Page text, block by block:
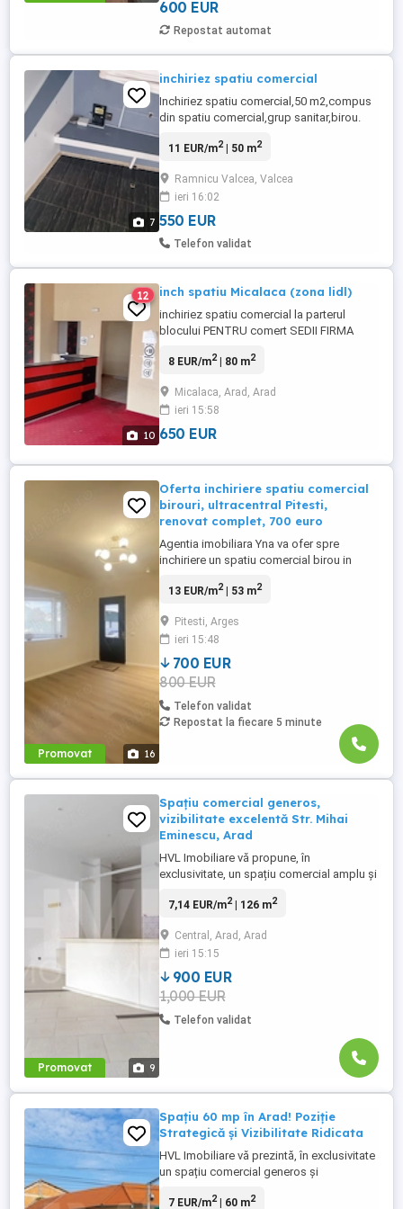
600 EUR
Repostat automat
7
inchiriez spatiu comercial
Inchiriez spatiu comercial,50 m2,compus
din spatiu comercial,grup sanitar,birou.
11 EUR/m2| 50 m2
Ramnicu Valcea, Valcea
ieri 16:02
550 EUR
Telefon validat
10
12 inch spatiu Micalaca (zona lidl)
inchiriez spatiu comercial la parterul
blocului PENTRU comert SEDII FIRMA
mp baie incalzire centrala proprie gaz aer
grup social si loc de depozitare pret 640
euro
8 EUR/m2| 80 m2
Micalaca, Arad, Arad
ieri 15:58
650 EUR
Promovat 16
Oferta inchiriere spatiu comercial
birouri, ultracentral Pitesti,
renovat complet, 700 euro
Agentia imobiliara Yna va ofer spre
inchiriere un spatiu comercial birou in
parterul unei cladiri, constructie 1960.
instalatiile electrice si sanitare noi,
centrala, aer conditionat. Dispune de 3
camere nedecomandate, ...
13 EUR/m2| 53 m2
Pitesti, Arges
ieri 15:48
700 EUR
800 EUR
Telefon validat
Repostat la fiecare 5 minute
Promovat 9
Spațiu comercial generos,
vizibilitate excelentă Str. Mihai
Eminescu, Arad
HVL Imobiliare vă propune, în
exclusivitate, un spațiu comercial amplu și
bună și acces facil, ideal pentru activități
Suprafață utilă: 126 mp Compartimentare:
zonă open space 3 încăperi separate 2
grupuri sanitare ...
7,14 EUR/m2| 126 m2
Central, Arad, Arad
ieri 15:15
900 EUR
1,000 EUR
Telefon validat
Spațiu 60 mp în Arad! Poziție
Strategică și Vizibilitate Ridicata
HVL Imobiliare vă prezintă, în exclusivitate
un spațiu comercial generos și
colț, în zonă semicentrală (intersecția
7 EUR/m2| 60 m2